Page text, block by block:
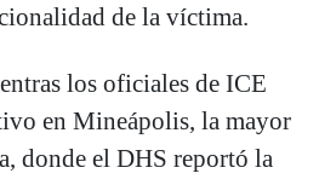
de la víctima.
los oficiales de ICE
en Mineápolis, la mayor
donde el DHS reportó la